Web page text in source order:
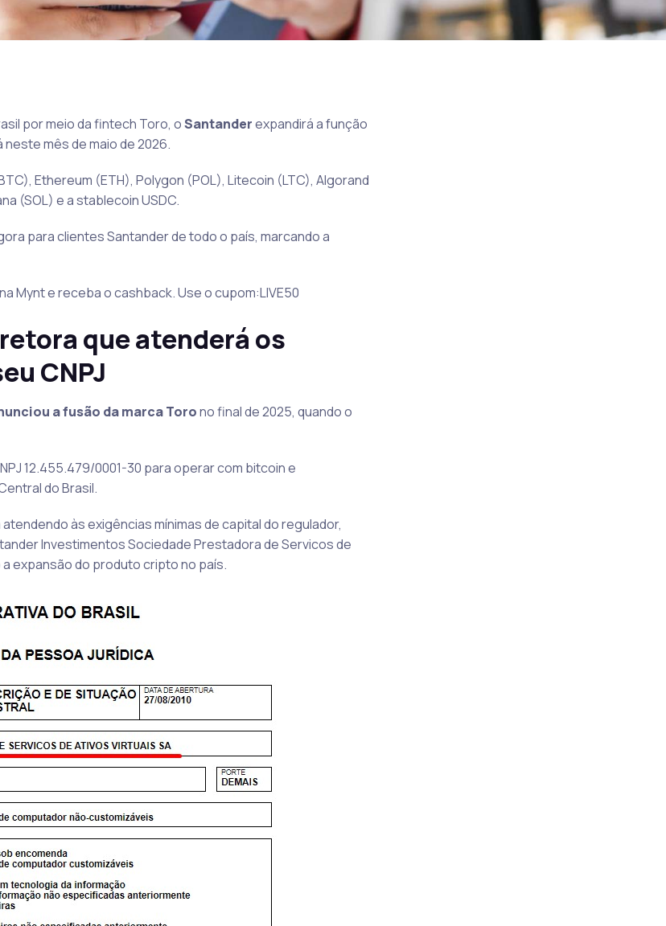
por meio da fintech Toro, oSantanderexpandirá a função
mês de maio de 2026.
Ethereum (ETH), Polygon (POL), Litecoin (LTC), Algorand
(SOL) e a stablecoin USDC.
para clientes Santander de todo o país, marcando a
Mynt e receba o cashback. Use o cupom:LIVE50
que atenderá os
CNPJ
a fusão da marca Torono final de 2025, quando o
12.455.479/0001-30 para operar com bitcoin e
do Brasil.
às exigências mínimas de capital do regulador,
Investimentos Sociedade Prestadora de Servicos de
a expansão do produto cripto no país.